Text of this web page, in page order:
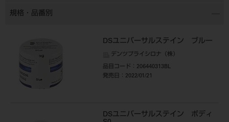
規格・品番別
DSユニバーサルステイン ブルー
デンツプライシロナ（株）
品目コード ：206440313BL
発売日
：2022/01/21
DSユニバーサルステイン ボディ